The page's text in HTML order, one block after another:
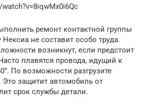
ремонт контактной группы
не составит особо труда.
возникнут, если предстоит
плавятся провода, идущий к
По возможности разгрузите
Это защитит автомобиль от
срок службы детали.